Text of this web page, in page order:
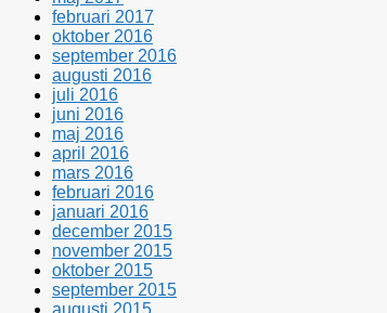
februari 2017
oktober 2016
september 2016
augusti 2016
juli 2016
juni 2016
maj 2016
april 2016
mars 2016
februari 2016
januari 2016
december 2015
november 2015
oktober 2015
september 2015